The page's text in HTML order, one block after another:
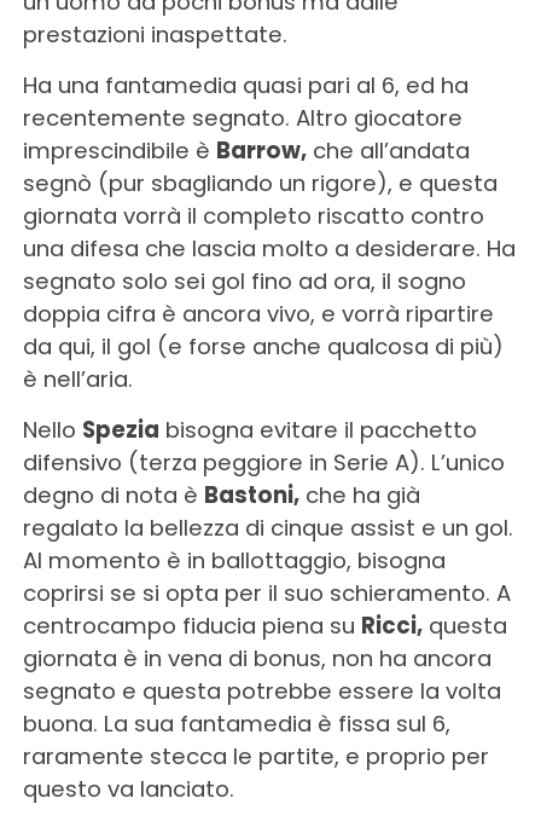
prestazioni inaspettate.
Ha una fantamedia quasi pari al 6, ed ha
recentemente segnato. Altro giocatore
imprescindibile è Barrow,che all’andata
segnò (pur sbagliando un rigore), e questa
giornata vorrà il completo riscatto contro
una difesa che lascia molto a desiderare. Ha
segnato solo sei gol fino ad ora, il sogno
doppia cifra è ancora vivo, e vorrà ripartire
da qui, il gol (e forse anche qualcosa di più)
è nell’aria.
Nello Spezia bisogna evitare il pacchetto
difensivo (terza peggiore in Serie A). L’unico
degno di nota è Bastoni,che ha già
regalato la bellezza di cinque assist e un gol.
Al momento è in ballottaggio, bisogna
coprirsi se si opta per il suo schieramento. A
centrocampo fiducia piena su Ricci,questa
giornata è in vena di bonus, non ha ancora
segnato e questa potrebbe essere la volta
buona. La sua fantamedia è fissa sul 6,
raramente stecca le partite, e proprio per
questo va lanciato.